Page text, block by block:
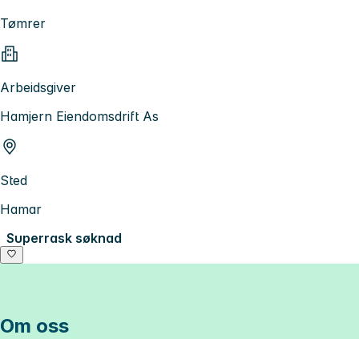
Tømrer
Arbeidsgiver
Hamjern Eiendomsdrift As
Sted
Hamar
Superrask søknad
Om oss